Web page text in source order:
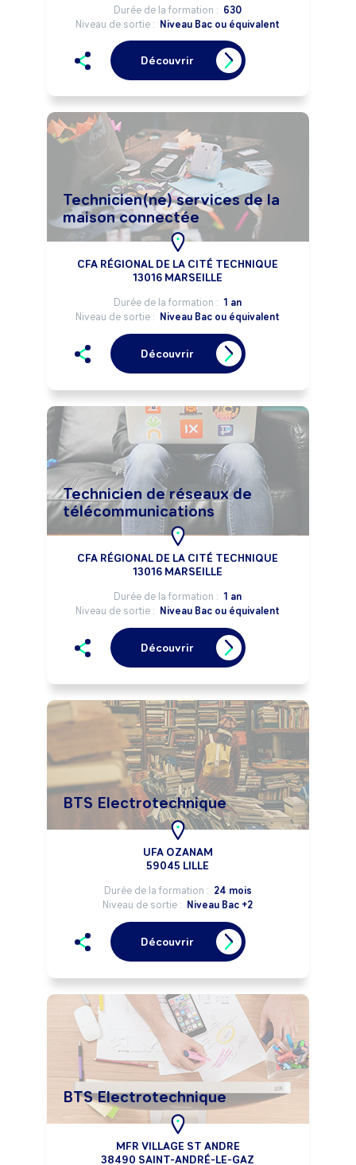
Durée de la formation : 630
Niveau de sortie : Niveau Bac ou équivalent
Découvrir
Technicien(ne) services de la
maison connectée
CFA RÉGIONAL DE LA CITÉ TECHNIQUE
13016 MARSEILLE
Durée de la formation : 1 an
Niveau de sortie : Niveau Bac ou équivalent
Découvrir
Technicien de réseaux de
télécommunications
CFA RÉGIONAL DE LA CITÉ TECHNIQUE
13016 MARSEILLE
Durée de la formation : 1 an
Niveau de sortie : Niveau Bac ou équivalent
Découvrir
BTS Electrotechnique
UFA OZANAM
59045 LILLE
Durée de la formation : 24 mois
Niveau de sortie : Niveau Bac +2
Découvrir
BTS Electrotechnique
MFR VILLAGE ST ANDRE
38490 SAINT-ANDRÉ-LE-GAZ